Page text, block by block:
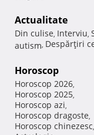
Actualitate
Din culise, Interviu,
autism, Despărţiri
Horoscop
Horoscop 2026,
Horoscop 2025,
Horoscop azi,
Horoscop dragoste,
Horoscop chinezesc,